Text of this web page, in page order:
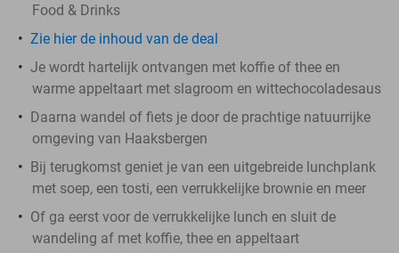
Food & Drinks
Zie hier de inhoud van de deal
Je wordt hartelijk ontvangen met koffie of thee en
warme appeltaart met slagroom en wittechocoladesaus
Daarna wandel of fiets je door de prachtige natuurrijke
omgeving van Haaksbergen
Bij terugkomst geniet je van een uitgebreide lunchplank
met soep, een tosti, een verrukkelijke brownie en meer
Of ga eerst voor de verrukkelijke lunch en sluit de
wandeling af met koffie, thee en appeltaart